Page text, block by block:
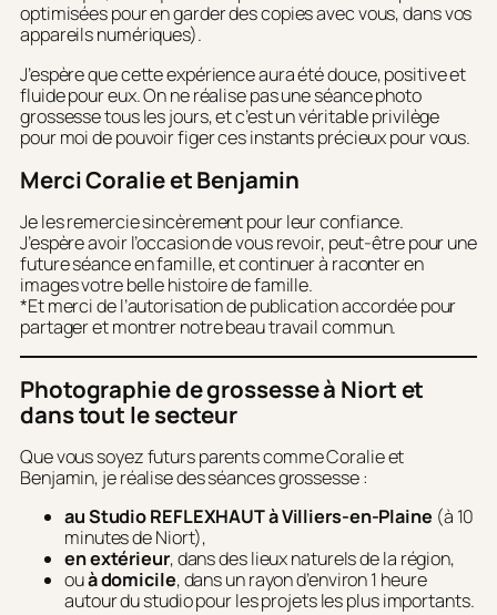
optimisées pour en garder des copies avec vous, dans vos
appareils numériques).
J’espère que cette expérience aura été douce, positive et
fluide pour eux. On ne réalise pas une séance photo
grossesse tous les jours, et c’est un véritable privilège
pour moi de pouvoir figer ces instants précieux pour vous.
Merci Coralie et Benjamin
Je les remercie sincèrement pour leur confiance.
J’espère avoir l’occasion de vous revoir, peut-être pour une
future séance en famille, et continuer à raconter en
images votre belle histoire de famille.
*Et merci de l’autorisation de publication accordée pour
partager et montrer notre beau travail commun.
Photographie de grossesse à Niort et
dans tout le secteur
Que vous soyez futurs parents comme Coralie et
Benjamin, je réalise des séances grossesse :
au Studio REFLEXHAUT à Villiers-en-Plaine (à 10
minutes de Niort),
en extérieur, dans des lieux naturels de la région,
ouà domicile, dans un rayon d’environ 1 heure
autour du studio pour les projets les plus importants.